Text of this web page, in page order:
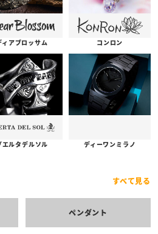
ィアブロッサム コンロン
エルタデルソル ディーワンミラノ
すべて見る
ペンダント